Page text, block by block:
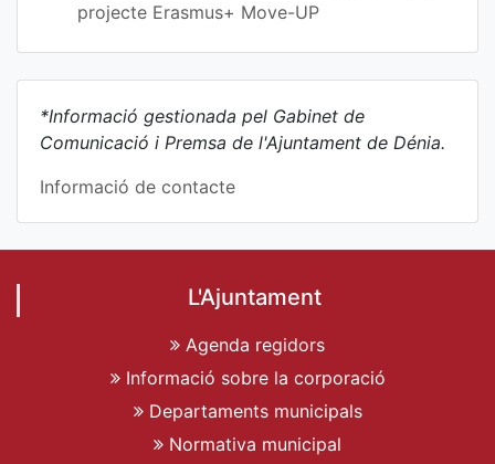
projecte Erasmus+ Move-UP
*Informació gestionada pel Gabinet de
Comunicació i Premsa de l'Ajuntament de Dénia.
Informació de contacte
L'Ajuntament
Agenda regidors
Informació sobre la corporació
Departaments municipals
Normativa municipal